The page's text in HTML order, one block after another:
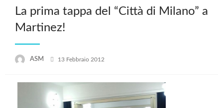
La prima tappa del “Città di Milano” a
Martinez!
ASM
Posted
13 Febbraio 2012